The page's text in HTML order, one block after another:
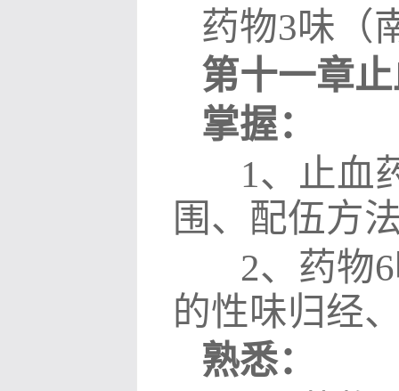
药物3味（
第十一章
掌握：
1、止血
围、配伍方
2、药物6
的性味归经
熟悉：